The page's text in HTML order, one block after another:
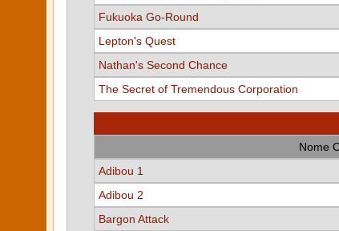
Fukuoka Go-Round
Lepton's Quest
Nathan's Second Chance
The Secret of Tremendous Corporation
Nome
Adibou 1
Adibou 2
Bargon Attack